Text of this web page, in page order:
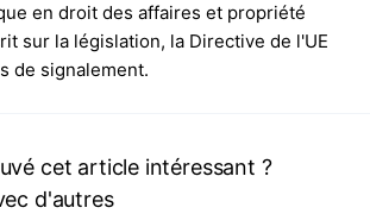
en droit des affaires et propriété
sur la législation, la Directive de l'UE
de signalement.
cet article intéressant ?
d'autres